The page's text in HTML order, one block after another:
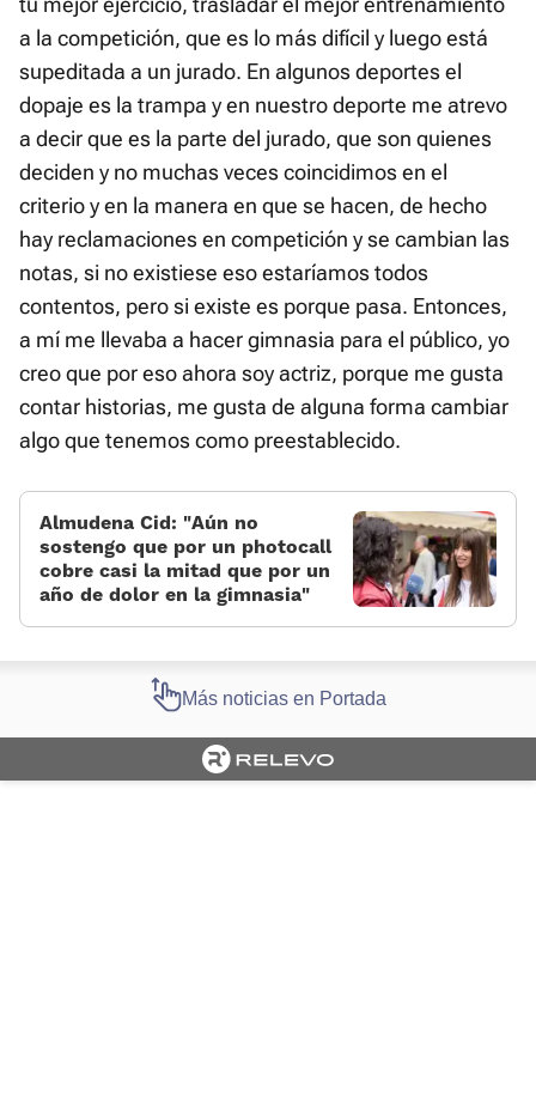
a la competición, que es lo más difícil y luego está
supeditada a un jurado. En algunos deportes el
dopaje es la trampa y en nuestro deporte me atrevo
a decir que es la parte del jurado, que son quienes
deciden y no muchas veces coincidimos en el
criterio y en la manera en que se hacen, de hecho
hay reclamaciones en competición y se cambian las
notas, si no existiese eso estaríamos todos
contentos, pero si existe es porque pasa. Entonces,
a mí me llevaba a hacer gimnasia para el público, yo
creo que por eso ahora soy actriz, porque me gusta
contar historias, me gusta de alguna forma cambiar
algo que tenemos como preestablecido.
Almudena Cid: «Aún no
sostengo que por un photocall
cobre casi la mitad que por un
año de dolor en la gimnasia»
Más noticias en Portada